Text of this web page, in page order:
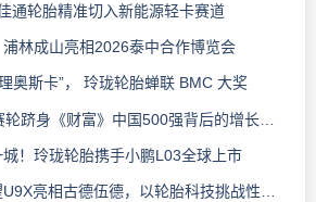
通轮胎精准切入新能源轻卡赛道
林成山亮相2026泰中合作博览会
奥斯卡”， 玲珑轮胎蝉联 BMC 大奖
跻身《财富》中国500强背后的增长逻辑
！玲珑轮胎携手小鹏L03全球上市
亮相古德伍德，以轮胎科技挑战性能边界